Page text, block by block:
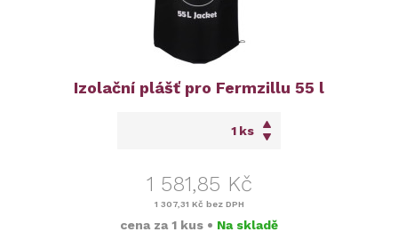
Izolační plášť pro Fermzillu 55 l
ks
1 581,85 Kč
1 307,31 Kč bez DPH
cena za 1 kus • Na skladě